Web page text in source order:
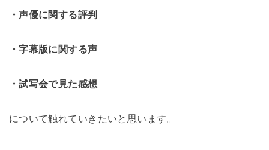
・声優に関する評判
・字幕版に関する声
・試写会で見た感想
について触れていきたいと思います。